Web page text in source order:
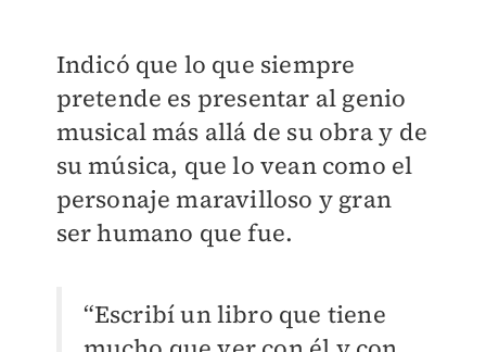
Indicó que lo que siempre
pretende es presentar al genio
musical más allá de su obra y de
su música, que lo vean como el
personaje maravilloso y gran
ser humano que fue.
“Escribí un libro que tiene